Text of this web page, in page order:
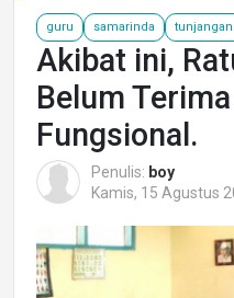
guru samarinda
Akibat ini,
Belum
Fungsional.
Penulis: boy
Kamis, 15 Agustus